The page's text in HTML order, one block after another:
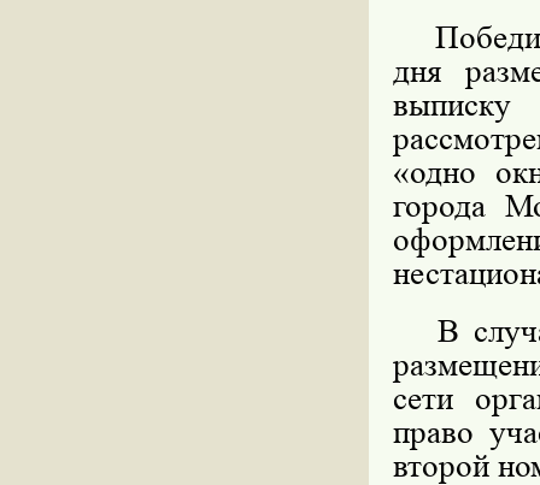
дня
«одно
города
В
сети
право
второй